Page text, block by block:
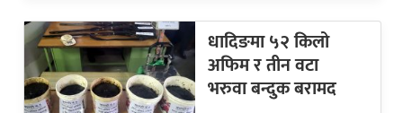
धादिङमा ५२ किलो
अफिम र तीन वटा
भरुवा बन्दुक बरामद